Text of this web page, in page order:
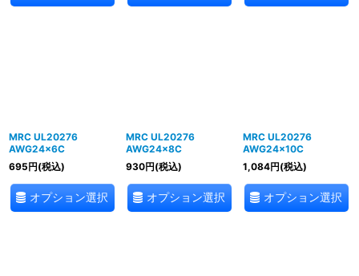
MRC UL20276
AWG24×6C
695円(税込)
オプション選択
MRC UL20276
AWG24×8C
930円(税込)
オプション選択
MRC UL20276
AWG24×10C
1,084円(税込)
オプション選択